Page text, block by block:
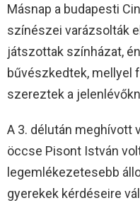
Másnap a budapesti
színészei varázsolták
játszottak színházat,
bűvészkedtek, mellyel
szereztek a
A 3. délután meghívott
öccse Pisont István
legemlékezetesebb
gyerekek kérdéseire